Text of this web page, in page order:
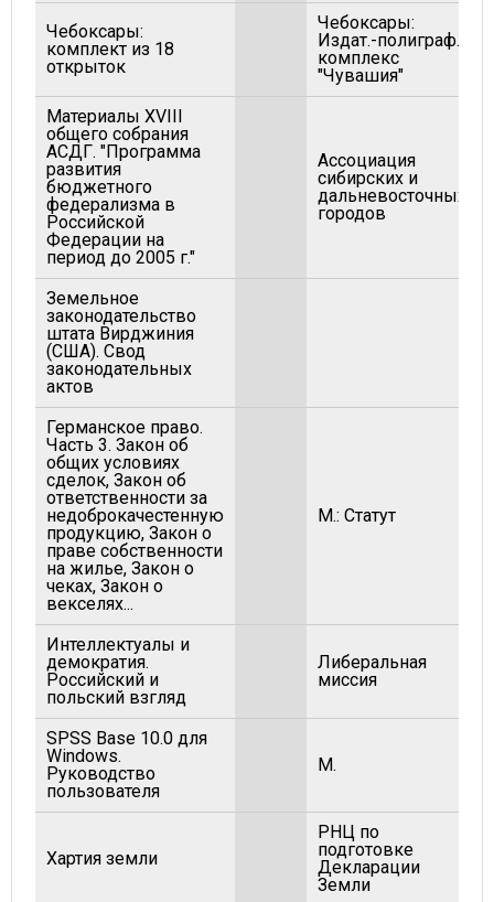
Чебоксары:
комплект из 18
открыток
Чебоксары:
Издат.-полиграф.
комплекс
"Чувашия"
Материалы XVIII
общего собрания
АСДГ. "Программа
развития
бюджетного
федерализма в
Российской
Федерации на
период до 2005 г."
Ассоциация
сибирских и
дальневосточных
городов
Земельное
законодательство
штата Вирджиния
(США). Свод
законодательных
актов
Германское право.
Часть 3. Закон об
общих условиях
сделок, Закон об
ответственности за
недоброкачестенную
продукцию, Закон о
праве собственности
на жилье, Закон о
чеках, Закон о
векселях...
М.: Статут
Интеллектуалы и
демократия.
Российский и
польский взгляд
Либеральная
миссия
SPSS Base 10.0 для
Windows.
Руководство
пользователя
М.
Хартия земли
РНЦ по
подготовке
Декларации
Земли